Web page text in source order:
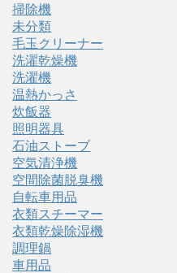
掃除機
未分類
毛玉クリーナー
洗濯乾燥機
洗濯機
温熱かっさ
炊飯器
照明器具
石油ストーブ
空気清浄機
空間除菌脱臭機
自転車用品
衣類スチーマー
衣類乾燥除湿機
調理鍋
車用品